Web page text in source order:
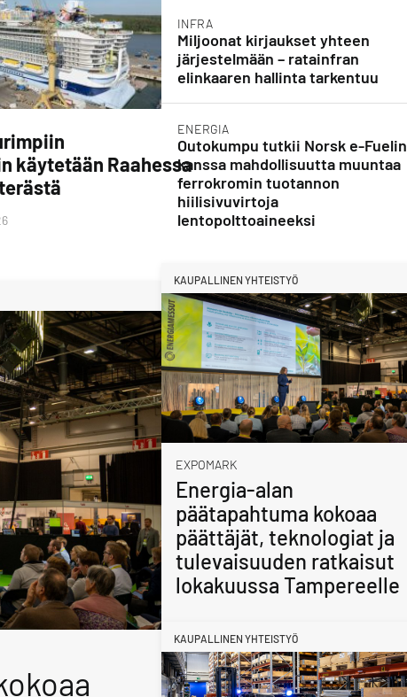
käytetään Raahessa
INFRA
Miljoonat kirjaukset yhteen
järjestelmään – ratainfran
elinkaaren hallinta tarkentuu
ENERGIA
Outokumpu tutkii Norsk e-Fuelin
kanssa mahdollisuutta muuntaa
ferrokromin tuotannon
hiilisivuvirtoja
lentopolttoaineeksi
KAUPALLINEN YHTEISTYÖ
EXPOMARK
Energia-alan
päätapahtuma kokoaa
päättäjät, teknologiat ja
tulevaisuuden ratkaisut
lokakuussa Tampereelle
KAUPALLINEN YHTEISTYÖ